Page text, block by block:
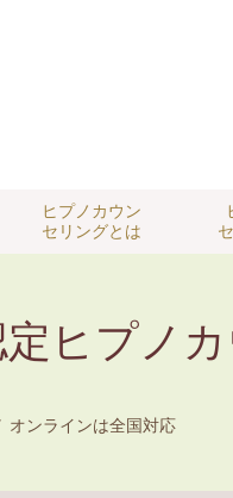
ヒプノカウン
セリングとは
ヒプノ
オンラインは全国対応